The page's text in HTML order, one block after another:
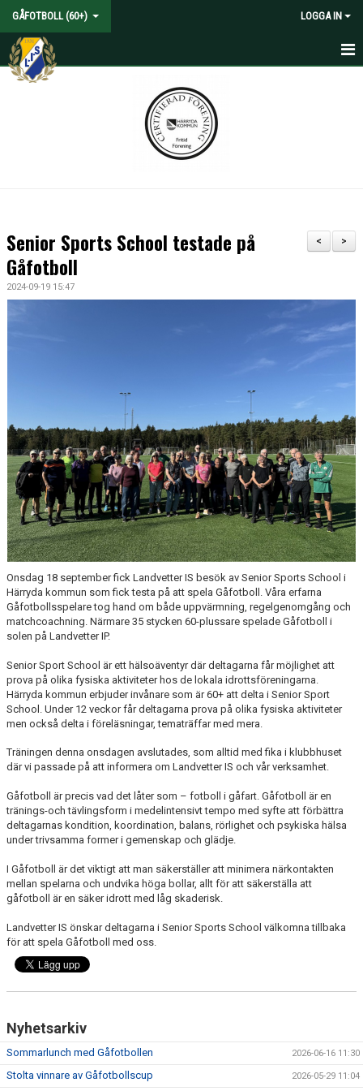
GÅFOTBOLL (60+) LOGGA IN
HEM
BILDGALLERI
DOKUMENT
>
<
Senior Sports School testade på
Gåfotboll
2024-09-19 15:47
Onsdag 18 september fick Landvetter IS besök av Senior Sports School i
Härryda kommun som fick testa på att spela Gåfotboll. Våra erfarna
Gåfotbollsspelare tog hand om både uppvärmning, regelgenomgång och
matchcoachning. Närmare 35 stycken 60-plussare spelade Gåfotboll i
solen på Landvetter IP.
Senior Sport School är ett hälsoäventyr där deltagarna får möjlighet att
prova på olika fysiska aktiviteter hos de lokala idrottsföreningarna.
Härryda kommun erbjuder invånare som är 60+ att delta i Senior Sport
School. Under 12 veckor får deltagarna prova på olika fysiska aktiviteter
men också delta i föreläsningar, tematräffar med mera.
Träningen denna onsdagen avslutades, som alltid med fika i klubbhuset
där vi passade på att informera om Landvetter IS och vår verksamhet.
Gåfotboll är precis vad det låter som – fotboll i gåfart. Gåfotboll är en
tränings-och tävlingsform i medelintensivt tempo med syfte att förbättra
deltagarnas kondition, koordination, balans, rörlighet och psykiska hälsa
under trivsamma former i gemenskap och glädje.
I Gåfotboll är det viktigt att man säkerställer att minimera närkontakten
mellan spelarna och undvika höga bollar, allt för att säkerställa att
gåfotboll är en säker idrott med låg skaderisk.
Landvetter IS önskar deltagarna i Senior Sports School välkomna tillbaka
för att spela Gåfotboll med oss.
Nyhetsarkiv
Sommarlunch med Gåfotbollen 2026-06-16 11:30
Stolta vinnare av Gåfotbollscup 2026-05-29 11:04